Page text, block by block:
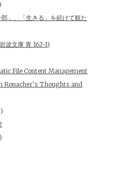
」、「生きる」を続けて観た
波文庫 青 162-1)
File Content Management
Thoughts and